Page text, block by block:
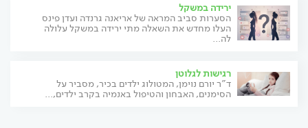
ירידה במשקל
הסערות סביב המראה של אריאנה גרנדה ועדן פינס
העלו מחדש את השאלה מתי ירידה במשקל עלולה
לה...
רגישות לגלוטן
ד"ר יורם נוימן, המטולוג ילדים בכיר, מסביר על
הסימנים, האבחון והטיפול באנמיה בקרב ילדים,...